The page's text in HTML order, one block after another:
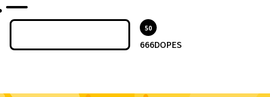
50位
666DOPES